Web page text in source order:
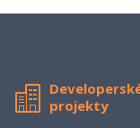
projekty